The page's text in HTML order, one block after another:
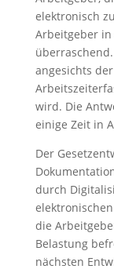
elektronisch
Arbeitgeber
angesichts
wird. Die
einige Zeit in
Der
durch
die
Belastung
nächsten